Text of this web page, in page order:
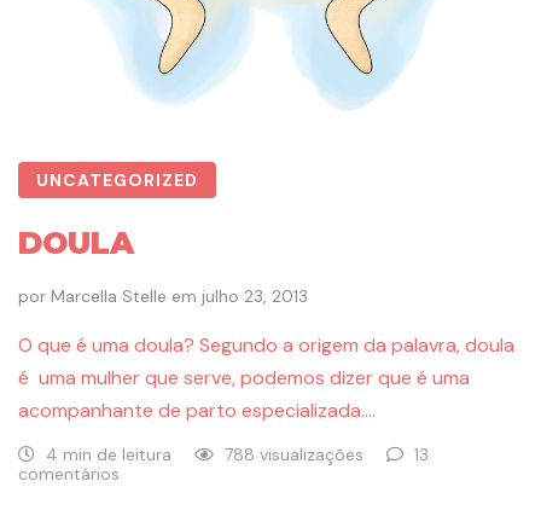
UNCATEGORIZED
DOULA
por Marcella Stelle em julho 23, 2013
O que é uma doula? Segundo a origem da palavra, doula
é uma mulher que serve, podemos dizer que é uma
acompanhante de parto especializada….
4 min de leitura 788 visualizações
13
comentários